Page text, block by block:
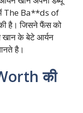
में The Ba**ds of
है। जिसने फैंस को
खान के बेटे आर्यन
है।
की